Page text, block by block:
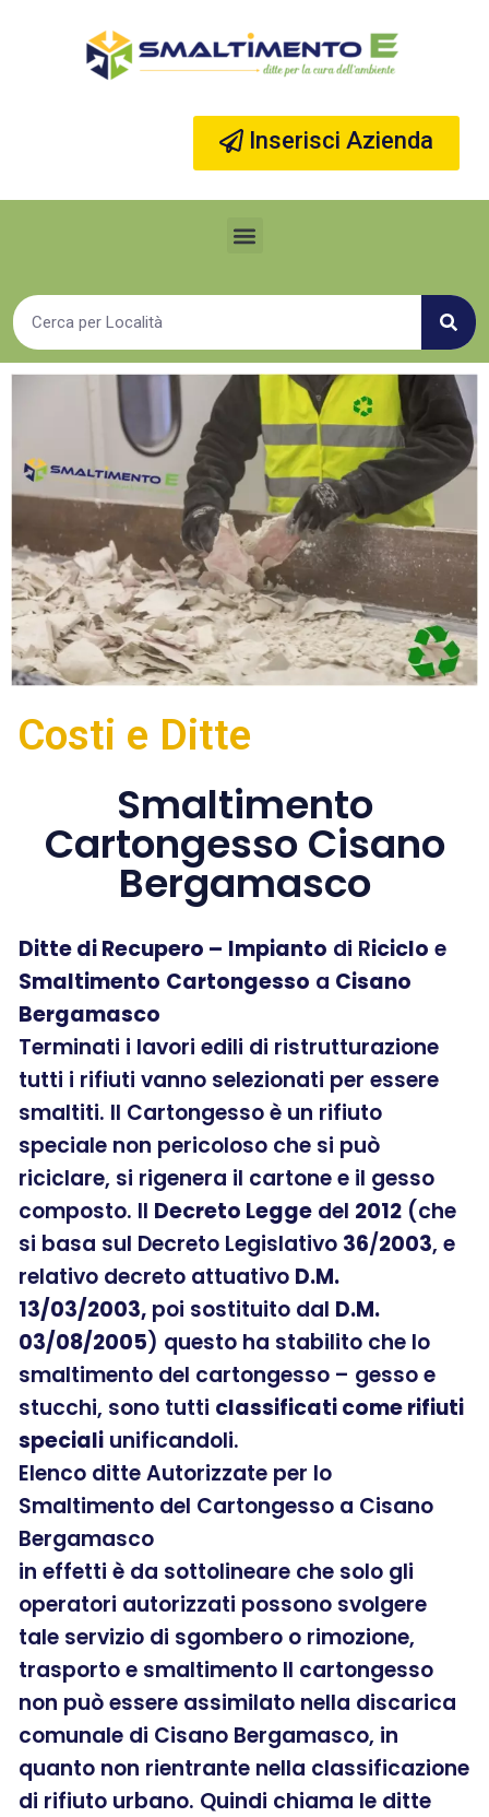
Inserisci Azienda
Costi e Ditte
Smaltimento
Cartongesso Cisano
Bergamasco
Ditte di Recupero – Impianto di Riciclo e
Smaltimento Cartongesso a Cisano
Bergamasco
Terminati i lavori edili di ristrutturazione
tutti i rifiuti vanno selezionati per essere
smaltiti. Il Cartongesso è un rifiuto
speciale non pericoloso che si può
riciclare, si rigenera il cartone e il gesso
composto. Il Decreto Legge del 2012 (che
si basa sul Decreto Legislativo 36/2003, e
relativo decreto attuativo D.M.
13/03/2003, poi sostituito dal D.M.
03/08/2005) questo ha stabilito che lo
smaltimento del cartongesso – gesso e
stucchi, sono tutti classificati come rifiuti
speciali unificandoli.
Elenco ditte Autorizzate per lo
Smaltimento del Cartongesso a Cisano
Bergamasco
in effetti è da sottolineare che solo gli
operatori autorizzati possono svolgere
tale servizio di sgombero o rimozione,
trasporto e smaltimento Il cartongesso
non può essere assimilato nella discarica
comunale di Cisano Bergamasco, in
quanto non rientrante nella classificazione
di rifiuto urbano. Quindi chiama le ditte